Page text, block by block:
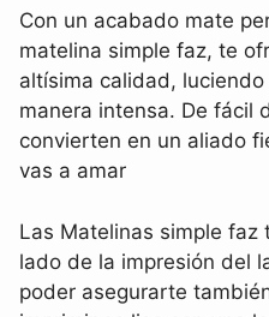
Con un acabado mate
matelina simple faz, te
altísima calidad,
manera intensa. De fácil
convierten en un aliado
vas a amar
Las Matelinas simple faz
lado de la impresión del
poder asegurarte